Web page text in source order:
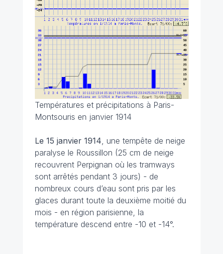
Températures et précipitations à Paris-
Montsouris en janvier 1914
Le 15 janvier 1914 , une tempête de neige
paralyse le Roussillon (25 cm de neige
recouvrent Perpignan où les tramways
sont arrêtés pendant 3 jours) - de
nombreux cours d’eau sont pris par les
glaces durant toute la deuxième moitié du
mois - en région parisienne, la
température descend entre -10 et -14°.